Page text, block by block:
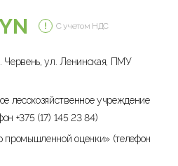
С учетом НДС
Червень, ул. Ленинская, ПМУ
лесохозяйственное учреждение
+375 (17) 145 23 84)
оценки» (телефон